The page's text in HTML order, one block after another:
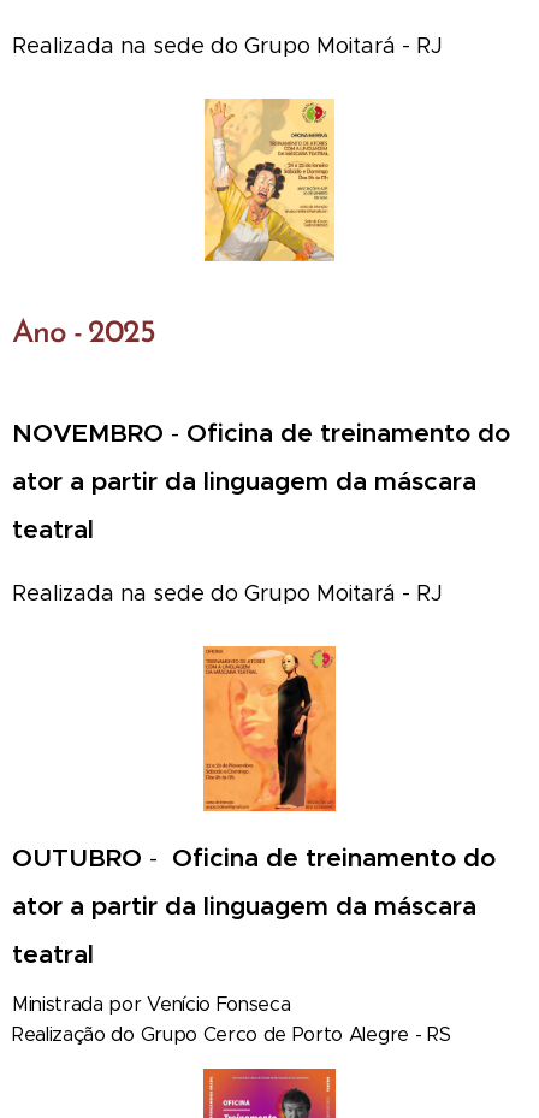
Realizada na sede do Grupo Moitará - RJ
Ano - 2025
NOVEMBRO - Oficina de treinamento do
ator a partir da linguagem da máscara
teatral
Realizada na sede do Grupo Moitará - RJ
OUTUBRO - Oficina de treinamento do
ator a partir da linguagem da máscara
teatral
Ministrada por Venício Fonseca
Realização do Grupo Cerco de Porto Alegre - RS